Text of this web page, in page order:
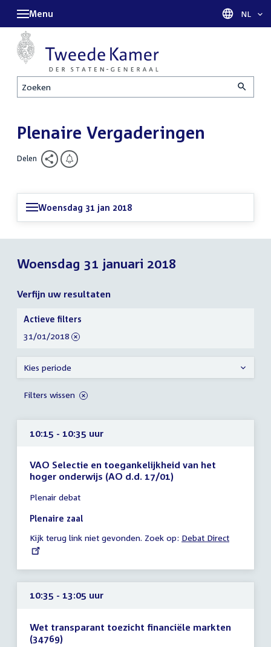
Zoeken
Menu Taal
NL
Plenaire Vergaderingen
Delen
Woensdag 31 jan 2018
Woensdag 31 januari 2018
Verfijn uw resultaten
10:15 - 10:35 uur
VAO Selectie en toegankelijkheid van het
hoger onderwijs (AO d.d. 17/01)
vergadering
10:15
10:35
uur
Plenair debat
Plenaire zaal
Kijk terug link niet gevonden. Zoek op: External
Debat Direct
10:35 - 13:05 uur
Wet transparant toezicht financiële markten
(34769)
Verfijn
uw
resultaten
Actieve filters
verwijder
31/01/2018
Kies periode
Filters wissen